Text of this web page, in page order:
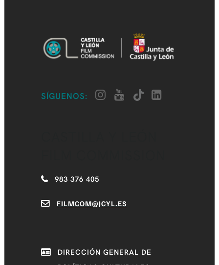
SÍGUENOS:
983 376 405
FILMCOM@JCYL.ES
DIRECCIÓN GENERAL DE